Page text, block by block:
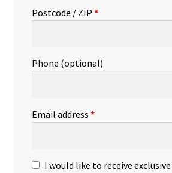
Postcode / ZIP *
Phone (optional)
Email address *
I would like to receive